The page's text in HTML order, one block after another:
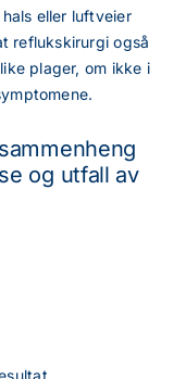
eller luftveier
reflukskirurgi også
plager, om ikke i
og utfall av